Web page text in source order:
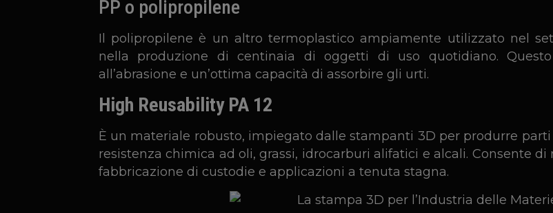
PP o polipropilene
Il polipropilene è un altro termoplastico ampiamente utilizzato nel
nella produzione di centinaia di oggetti di uso quotidiano. Questo
all’abrasione e un’ottima capacità di assorbire gli urti.
High Reusability PA 12
È un materiale robusto, impiegato dalle stampanti 3D per produrre
resistenza chimica ad oli, grassi, idrocarburi alifatici e alcali. Consente
fabbricazione di custodie e applicazioni a tenuta stagna.